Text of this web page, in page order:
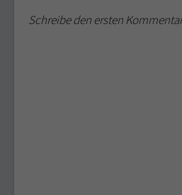
Schreibe den ersten